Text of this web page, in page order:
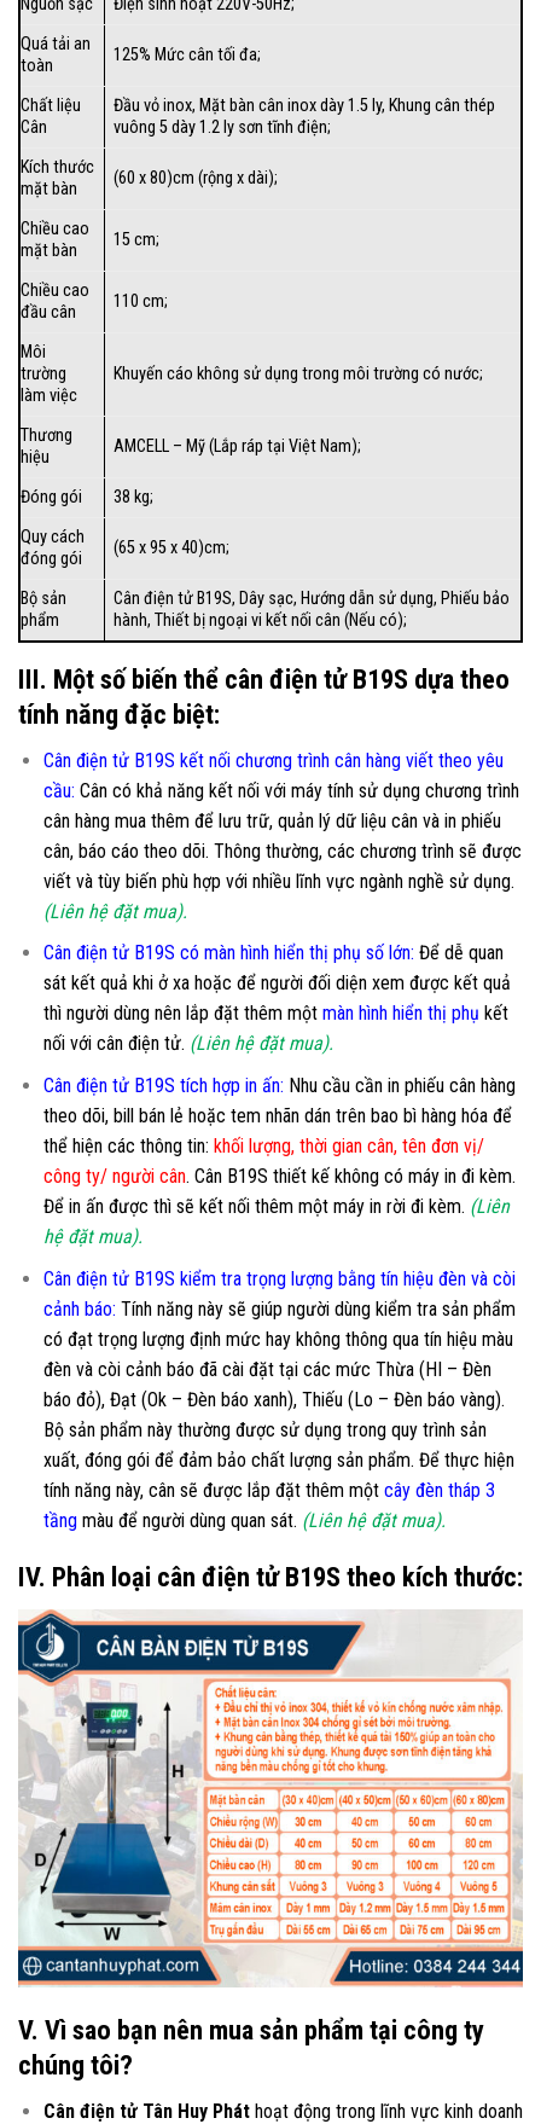
Quá tải an
toàn
125% Mức cân tối đa;
Chất liệu
Cân
Đầu vỏ inox, Mặt bàn cân inox dày 1.5 ly, Khung cân thép
vuông 5 dày 1.2 ly sơn tĩnh điện;
Kích thước
mặt bàn
(60 x 80)cm (rộng x dài);
Chiều cao
mặt bàn
15 cm;
Chiều cao
đầu cân
110 cm;
Môi
trường
làm việc
Khuyến cáo không sử dụng trong môi trường có nước;
Thương
hiệu
AMCELL – Mỹ (Lắp ráp tại Việt Nam);
Đóng gói
38 kg;
Quy cách
đóng gói
(65 x 95 x 40)cm;
Bộ sản
phẩm
Cân điện tử B19S, Dây sạc, Hướng dẫn sử dụng, Phiếu bảo
hành, Thiết bị ngoại vi kết nối cân (Nếu có);
III. Một số biến thể cân điện tử B19S dựa theo
tính năng đặc biệt:
Cân điện tử B19S kết nối chương trình cân hàng viết theo yêu
cầu: Cân có khả năng kết nối với máy tính sử dụng chương trình
cân hàng mua thêm để lưu trữ, quản lý dữ liệu cân và in phiếu
cân, báo cáo theo dõi. Thông thường, các chương trình sẽ được
viết và tùy biến phù hợp với nhiều lĩnh vực ngành nghề sử dụng.
(Liên hệ đặt mua).
Cân điện tử B19S có màn hình hiển thị phụ số lớn: Để dễ quan
sát kết quả khi ở xa hoặc để người đối diện xem được kết quả
thì người dùng nên lắp đặt thêm một màn hình hiển thị phụ kết
nối với cân điện tử. (Liên hệ đặt mua).
Cân điện tử B19S tích hợp in ấn: Nhu cầu cần in phiếu cân hàng
theo dõi, bill bán lẻ hoặc tem nhãn dán trên bao bì hàng hóa để
thể hiện các thông tin: khối lượng, thời gian cân, tên đơn vị/
công ty/ người cân. Cân B19S thiết kế không có máy in đi kèm.
Để in ấn được thì sẽ kết nối thêm một máy in rời đi kèm. (Liên
hệ đặt mua).
Cân điện tử B19S kiểm tra trọng lượng bằng tín hiệu đèn và còi
cảnh báo: Tính năng này sẽ giúp người dùng kiểm tra sản phẩm
có đạt trọng lượng định mức hay không thông qua tín hiệu màu
đèn và còi cảnh báo đã cài đặt tại các mức Thừa (HI – Đèn
báo đỏ), Đạt (Ok – Đèn báo xanh), Thiếu (Lo – Đèn báo vàng).
Bộ sản phẩm này thường được sử dụng trong quy trình sản
xuất, đóng gói để đảm bảo chất lượng sản phẩm. Để thực hiện
tính năng này, cân sẽ được lắp đặt thêm một cây đèn tháp 3
tầngmàu để người dùng quan sát. (Liên hệ đặt mua).
IV. Phân loại cân điện tử B19S theo kích thước:
V. Vì sao bạn nên mua sản phẩm tại công ty
chúng tôi?
Cân điện tử Tân Huy Pháthoạt động trong lĩnh vực kinh doanh